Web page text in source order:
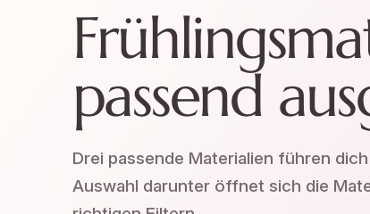
passend
Drei passende Materialien führen
Auswahl darunter öffnet sich die